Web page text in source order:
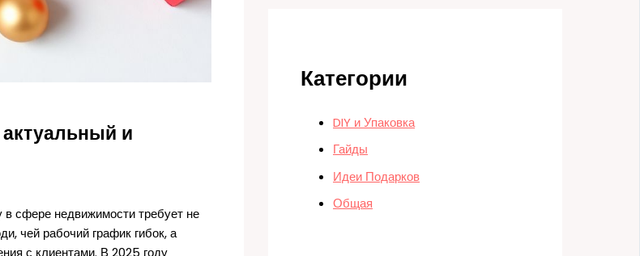
и
сфере недвижимости требует не
чей рабочий график гибок, а
с клиентами. В 2025 году
Категории
DIY и Упаковка
Гайды
Идеи Подарков
Общая